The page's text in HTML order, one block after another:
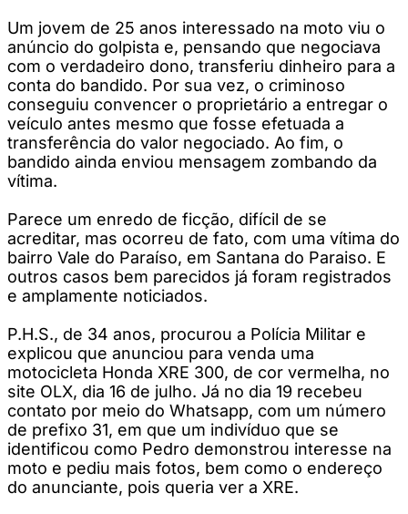
Um jovem de 25 anos interessado na moto viu o
anúncio do golpista e, pensando que negociava
com o verdadeiro dono, transferiu dinheiro para a
conta do bandido. Por sua vez, o criminoso
conseguiu convencer o proprietário a entregar o
veículo antes mesmo que fosse efetuada a
transferência do valor negociado. Ao fim, o
bandido ainda enviou mensagem zombando da
vítima.
Parece um enredo de ficção, difícil de se
acreditar, mas ocorreu de fato, com uma vítima do
bairro Vale do Paraíso, em Santana do Paraiso. E
outros casos bem parecidos já foram registrados
e amplamente noticiados.
P.H.S., de 34 anos, procurou a Polícia Militar e
explicou que anunciou para venda uma
motocicleta Honda XRE 300, de cor vermelha, no
site OLX, dia 16 de julho. Já no dia 19 recebeu
contato por meio do Whatsapp, com um número
de prefixo 31, em que um indivíduo que se
identificou como Pedro demonstrou interesse na
moto e pediu mais fotos, bem como o endereço
do anunciante, pois queria ver a XRE.